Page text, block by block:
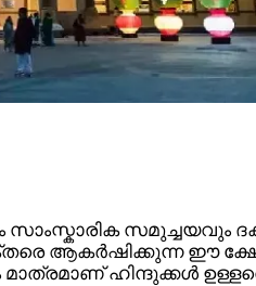
സാംസ്കാരിക
ആകർഷിക്കുന്ന ഈ
ഹിന്ദുക്കൾ